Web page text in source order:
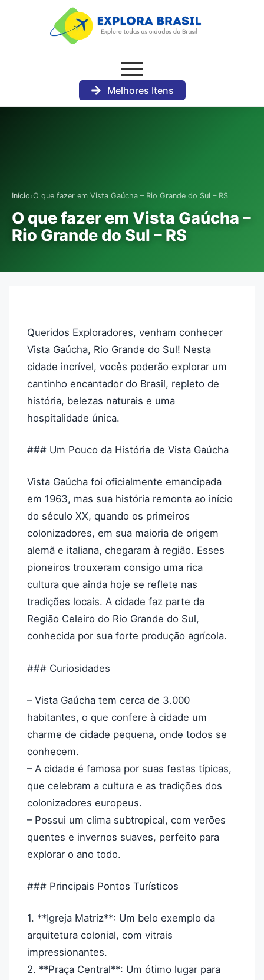
Melhores Itens
Início›O que fazer em Vista Gaúcha – Rio Grande do Sul – RS
O que fazer em Vista Gaúcha –
Rio Grande do Sul – RS
Queridos Exploradores, venham conhecer
Vista Gaúcha, Rio Grande do Sul! Nesta
cidade incrível, vocês poderão explorar um
cantinho encantador do Brasil, repleto de
história, belezas naturais e uma
hospitalidade única.
### Um Pouco da História de Vista Gaúcha
Vista Gaúcha foi oficialmente emancipada
em 1963, mas sua história remonta ao início
do século XX, quando os primeiros
colonizadores, em sua maioria de origem
alemã e italiana, chegaram à região. Esses
pioneiros trouxeram consigo uma rica
cultura que ainda hoje se reflete nas
tradições locais. A cidade faz parte da
Região Celeiro do Rio Grande do Sul,
conhecida por sua forte produção agrícola.
### Curiosidades
– Vista Gaúcha tem cerca de 3.000
habitantes, o que confere à cidade um
charme de cidade pequena, onde todos se
conhecem.
– A cidade é famosa por suas festas típicas,
que celebram a cultura e as tradições dos
colonizadores europeus.
– Possui um clima subtropical, com verões
quentes e invernos suaves, perfeito para
explorar o ano todo.
### Principais Pontos Turísticos
1. **Igreja Matriz**: Um belo exemplo da
arquitetura colonial, com vitrais
impressionantes.
2. **Praça Central**: Um ótimo lugar para